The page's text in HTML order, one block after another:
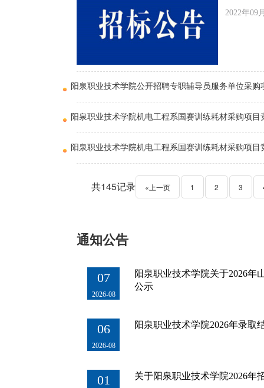
2022年09
阳泉职业技术学院公开招聘专职辅导员服务单位采购
阳泉职业技术学院机电工程系国赛训练耗材采购项目
阳泉职业技术学院机电工程系国赛训练耗材采购项目
共145记录 «上一页 1 2 3
通知公告
07
2026-08
阳泉职业技术学院关于2026年
公示
06
2026-08
阳泉职业技术学院2026年录取
01 关于阳泉职业技术学院2026年